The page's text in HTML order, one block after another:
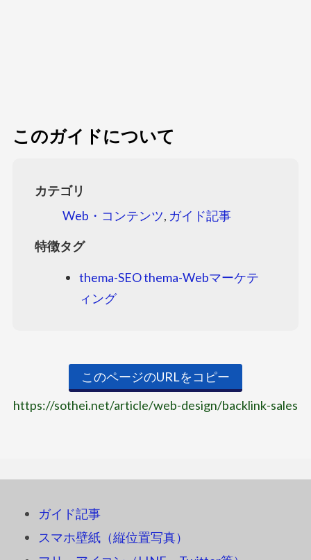
このガイドについて
カテゴリ
Web・コンテンツ, ガイド記事
特徴タグ
thema-SEOthema-Webマーケテ
ィング
このページのURLをコピー
https://sothei.net/article/web-design/backlink-sales
ガイド記事
スマホ壁紙（縦位置写真）